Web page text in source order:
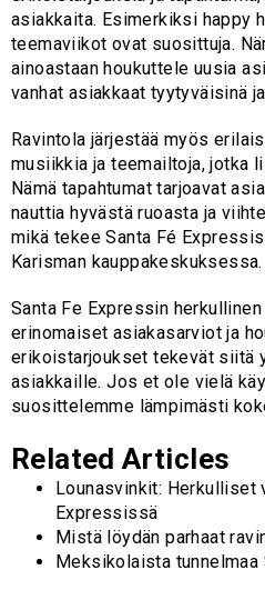
asiakkaita. Esimerkiksi happy
teemaviikot ovat suosittuja.
ainoastaan houkuttele uusia
vanhat asiakkaat tyytyväisinä
Ravintola järjestää myös
musiikkia ja teemailtoja, jotka
Nämä tapahtumat tarjoavat
nauttia hyvästä ruoasta ja
mikä tekee Santa Fé
Karisman kauppakeskuksessa.
Santa Fe Expressin
erinomaiset asiakasarviot ja
erikoistarjoukset tekevät siitä
asiakkaille. Jos et ole vielä
suosittelemme lämpimästi
Related Articles
Lounasvinkit: Herkulliset
Expressissä
Mistä löydän parhaat
Meksikolaista